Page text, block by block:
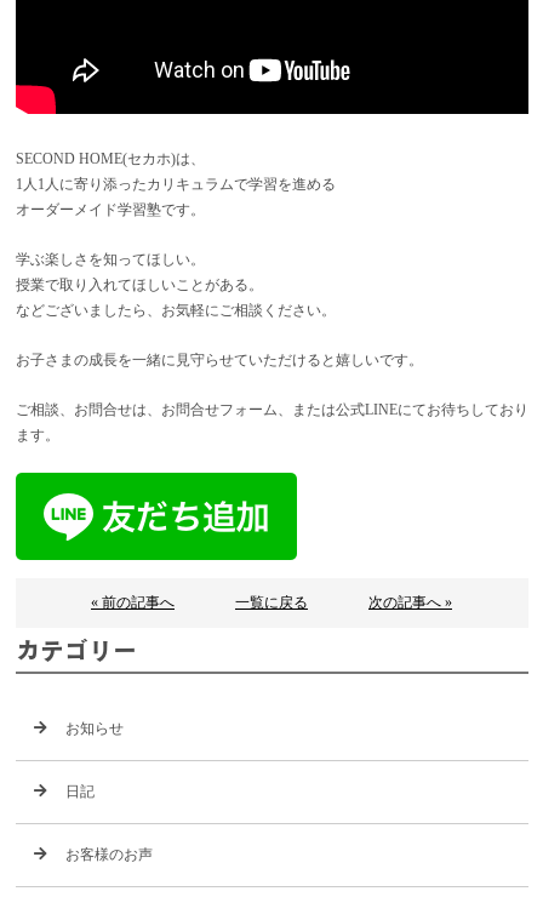
SECOND HOME(セカホ)は、
1人1人に寄り添ったカリキュラムで学習を進める
オーダーメイド学習塾です。
学ぶ楽しさを知ってほしい。
授業で取り入れてほしいことがある。
などございましたら、お気軽にご相談ください。
お子さまの成長を一緒に見守らせていただけると嬉しいです。
ご相談、お問合せは、お問合せフォーム、または公式LINEにてお待ちしており
ます。
« 前の記事へ 一覧に戻る 次の記事へ »
カテゴリー
お知らせ
日記
お客様のお声